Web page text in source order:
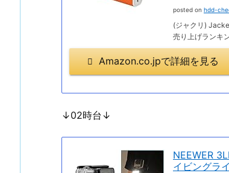
posted on hdd-
(ジャクリ)
売り上げランキ
Amazon.co.jpで詳細を見る
↓02時台↓
NEEWER
イビングラ